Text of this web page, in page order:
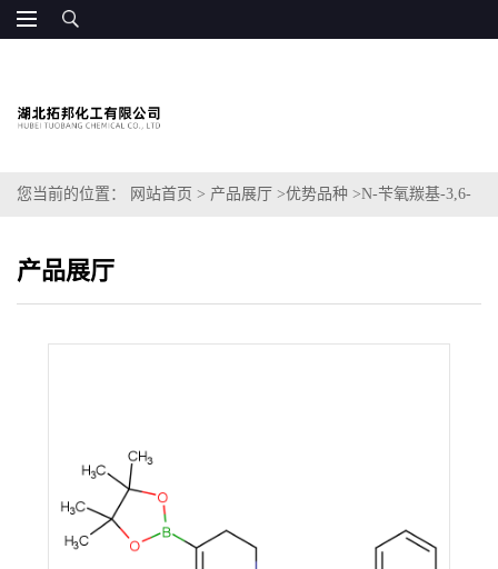
您当前的位置： 网站首页 > 产品展厅 >优势品种 >N-苄氧羰基-3,6-
产品展厅